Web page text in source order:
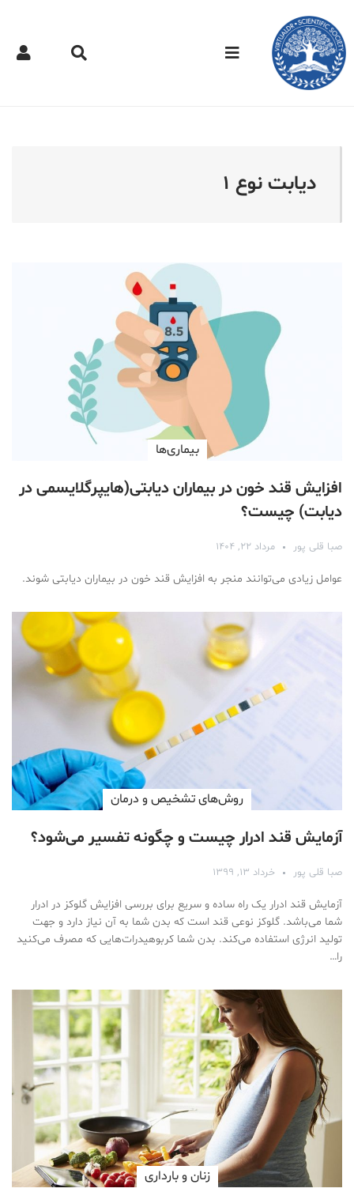
دکتر مجازی - دیابت نوع ۱
دیابت نوع ۱
بیماری‌ها
افزایش قند خون در بیماران دیابتی(هایپرگلایسمی در
دیابت) چیست؟
صبا قلی پور مرداد ۲۲, ۱۴۰۴
عوامل زیادی می‌توانند منجر به افزایش قند خون در بیماران دیابتی شوند.
روش‌های تشخیص و درمان
آزمایش قند ادرار چیست و چگونه تفسیر می‌شود؟
صبا قلی پور خرداد ۱۳, ۱۳۹۹
آزمایش قند ادرار یک راه ساده و سریع برای بررسی افزایش گلوکز در ادرار
شما می‌باشد. گلوکز نوعی قند است که بدن شما به آن نیاز دارد و جهت
تولید انرژی استفاده می‌کند. بدن شما کربوهیدرات‌هایی که مصرف می‌کنید
را…
زنان و بارداری